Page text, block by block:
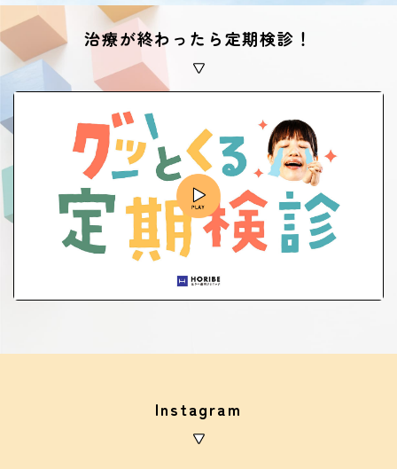
治療が終わったら定期検診！
Instagram